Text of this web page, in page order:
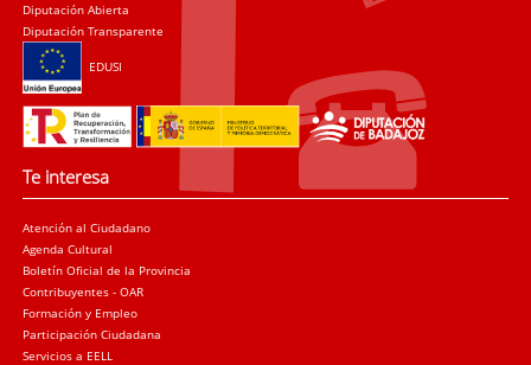
Diputación Abierta
Diputación Transparente
EDUSI
Te interesa
Atención al Ciudadano
Agenda Cultural
Boletín Oficial de la Provincia
Contribuyentes - OAR
Formación y Empleo
Participación Ciudadana
Servicios a EELL